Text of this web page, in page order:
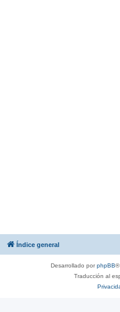
Índice general
Desarrollado porphpBB®
Traducción al